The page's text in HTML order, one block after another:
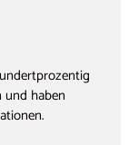
und haben